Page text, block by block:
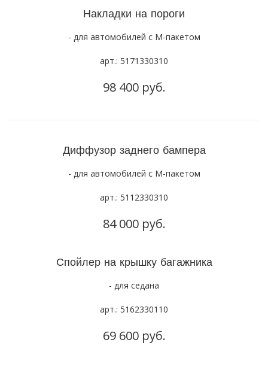
Накладки на пороги
- для автомобилей с М-пакетом
арт.: 5171330310
98 400 руб.
Диффузор заднего бампера
- для автомобилей с М-пакетом
арт.: 5112330310
84 000 руб.
Спойлер на крышку багажника
- для седана
арт.: 5162330110
69 600 руб.